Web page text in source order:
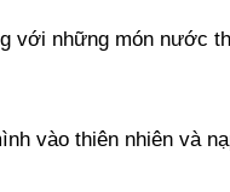
với những món nước
vào thiên nhiên và